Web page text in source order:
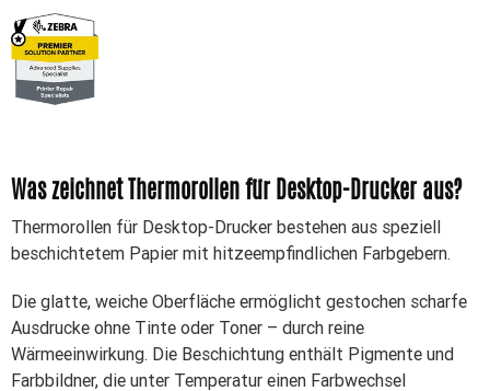
Was zeichnet Thermorollen für Desktop-Drucker aus?
Thermorollen für Desktop-Drucker bestehen aus speziell
beschichtetem Papier mit hitzeempfindlichen Farbgebern.
Die glatte, weiche Oberfläche ermöglicht gestochen scharfe
Ausdrucke ohne Tinte oder Toner – durch reine
Wärmeeinwirkung. Die Beschichtung enthält Pigmente und
Farbbildner, die unter Temperatur einen Farbwechsel